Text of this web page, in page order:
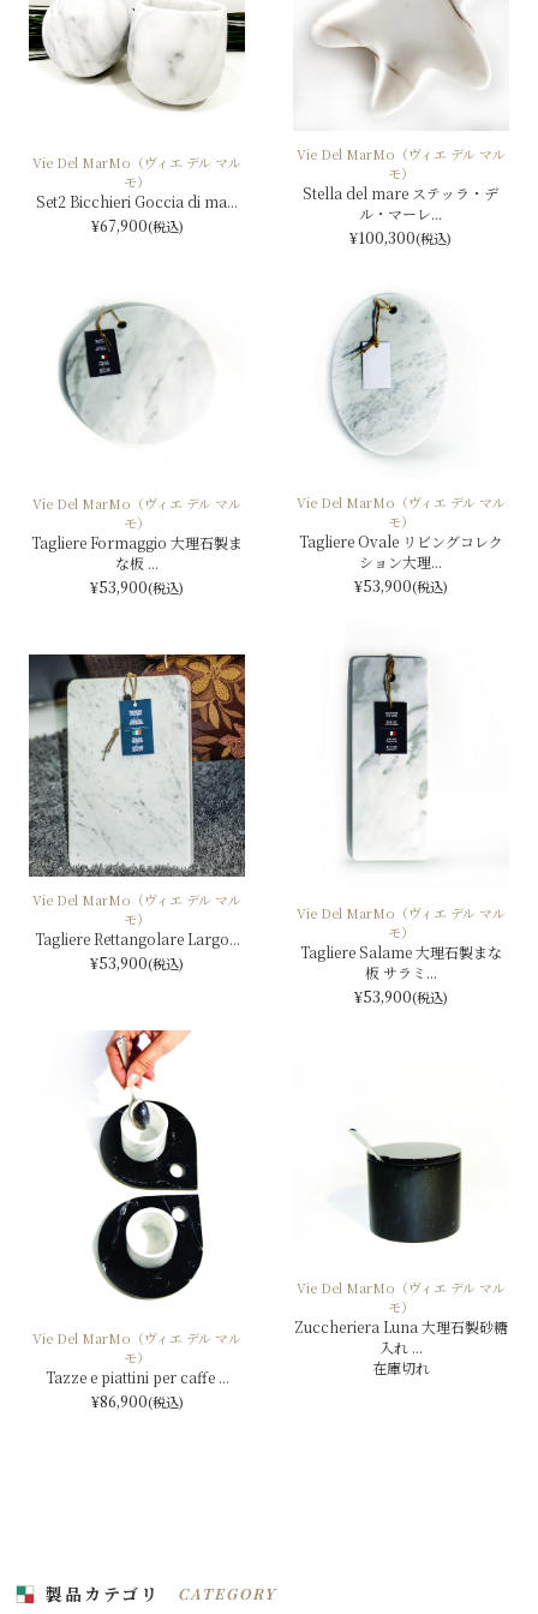
Vie Del MarMo（ヴィエ デル マル
モ）
Set2 Bicchieri Goccia di ma...
¥67,900(税込)
Vie Del MarMo（ヴィエ デル マル
モ）
Stella del mare ステッラ・デ
ル・マーレ...
¥100,300(税込)
Vie Del MarMo（ヴィエ デル マル
モ）
Tagliere Formaggio 大理石製ま
な板 ...
¥53,900(税込)
Vie Del MarMo（ヴィエ デル マル
モ）
Tagliere Ovale リビングコレク
ション大理...
¥53,900(税込)
Vie Del MarMo（ヴィエ デル マル
モ）
Tagliere Rettangolare Largo...
¥53,900(税込)
Vie Del MarMo（ヴィエ デル マル
モ）
Tagliere Salame 大理石製まな
板 サラミ...
¥53,900(税込)
Vie Del MarMo（ヴィエ デル マル
モ）
Tazze e piattini per caffe ...
¥86,900(税込)
Vie Del MarMo（ヴィエ デル マル
モ）
Zuccheriera Luna 大理石製砂糖
入れ ...
在庫切れ
製品カテゴリ CATEGORY